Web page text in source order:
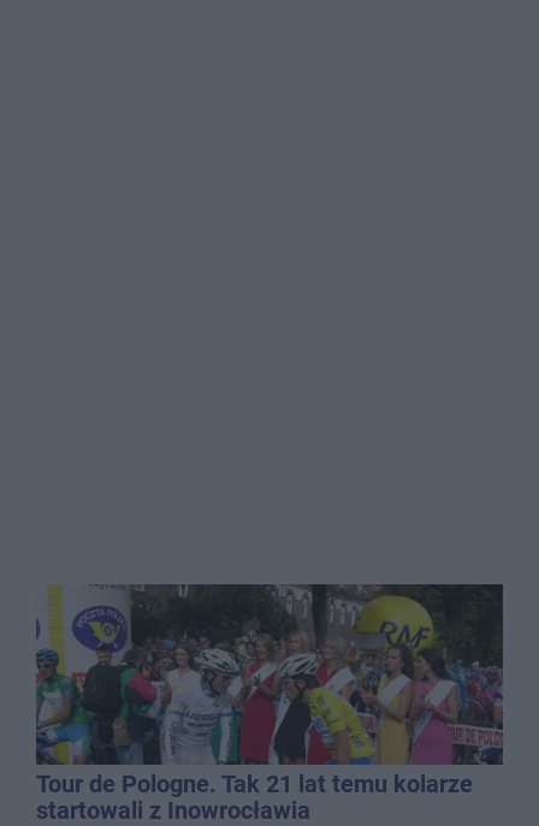
Tour de Pologne. Tak 21 lat temu kolarze
startowali z Inowrocławia